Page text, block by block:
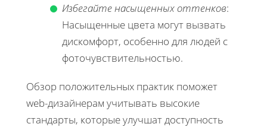
Избегайте насыщенных оттенков:
Насыщенные цвета могут вызвать
дискомфорт, особенно для людей с
фоточувствительностью.
Обзор положительных практик поможет
web-дизайнерам учитывать высокие
стандарты, которые улучшат доступность